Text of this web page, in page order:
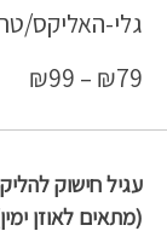
גלי-האליקס/
₪79
–
₪99
עגיל חישוק
(מתאים לאוזן